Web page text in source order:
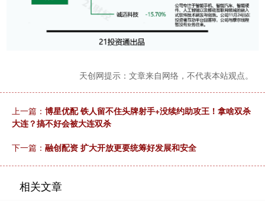
天创网提示：文章来自网络，不代表本站观点。
上一篇： 博星优配 铁人留不住头牌射手+没续约助攻王！拿啥双杀
大连？搞不好会被大连双杀
下一篇： 融创配资 扩大开放更要统筹好发展和安全
相关文章